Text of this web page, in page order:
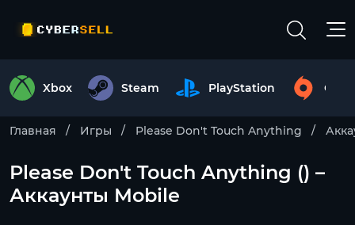
Xbox Steam PlayStation
Главная Игры Please Don't Touch Anything
Please Don't Touch Anything () –
Аккаунты Mobile